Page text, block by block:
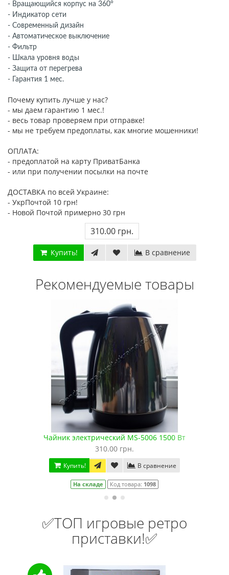
- Вращающийся корпус на 360°
- Индикатор сети
- Современный дизайн
- Автоматическое выключение
- Фильтр
- Шкала уровня воды
- Защита от перегрева
- Гарантия 1 мес.
Почему купить лучше у нас?
- мы даем гарантию 1 мес.!
- весь товар проверяем при отправке!
- мы не требуем предоплаты, как многие мошенники!
ОПЛАТА:
- предоплатой на карту ПриватБанка
- или при получении посылки на почте
ДОСТАВКА по всей Украине:
- УкрПочтой 10 грн!
- Новой Почтой примерно 30 грн
310.00 грн.
Купить! В сравнение
Рекомендуемые товары
Чайник электрический MS-5006 1500 Вт
310.00 грн.
Купить! В сравнение
На складе Код товара: 1098
✅ТОП игровые ретро
приставки!✅